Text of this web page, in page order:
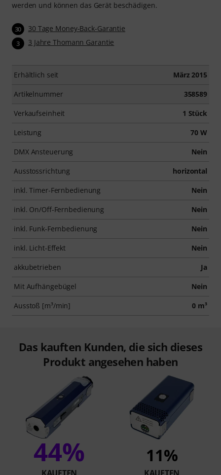
werden und können das Gerät beschädigen.
30 30 Tage Money-Back-Garantie
3 3 Jahre Thomann Garantie
Erhältlich seit März 2015
Artikelnummer 358589
Verkaufseinheit 1 Stück
Leistung 70 W
DMX Ansteuerung Nein
Ausstossrichtung horizontal
inkl. Timer-Fernbedienung Nein
inkl. On/Off-Fernbedienung Nein
inkl. Funk-Fernbedienung Nein
inkl. Licht-Effekt Nein
akkubetrieben Ja
Mit Aufhängebügel Nein
Ausstoß [m³/min] 0 m³
Das kauften Kunden, die sich dieses
Produkt angesehen haben
44%
KAUFTEN
11%
KAUFTEN